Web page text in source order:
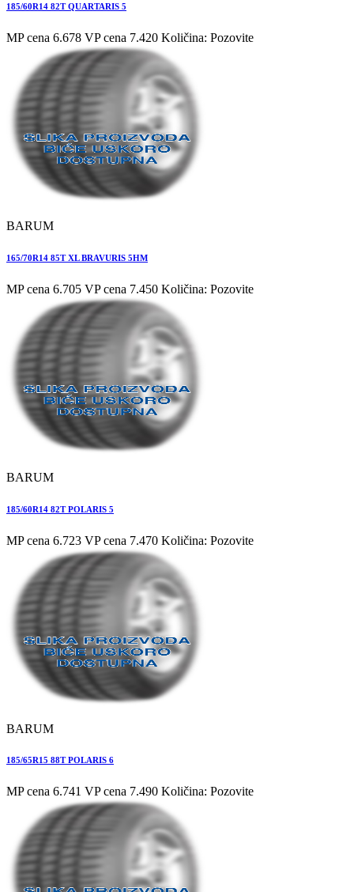
185/60R14 82T QUARTARIS 5
MP cena 6.678 VP cena 7.420 Količina: Pozovite
BARUM
165/70R14 85T XL BRAVURIS 5HM
MP cena 6.705 VP cena 7.450 Količina: Pozovite
BARUM
185/60R14 82T POLARIS 5
MP cena 6.723 VP cena 7.470 Količina: Pozovite
BARUM
185/65R15 88T POLARIS 6
MP cena 6.741 VP cena 7.490 Količina: Pozovite